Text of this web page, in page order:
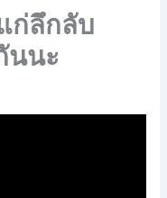
ก่ลึกลับ
นนะ